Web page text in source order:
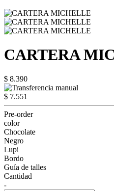
CARTERA
$ 8.390
$ 7.551
Pre-order
color
Chocolate
Negro
Lupi
Bordo
Guía de talles
Cantidad
-